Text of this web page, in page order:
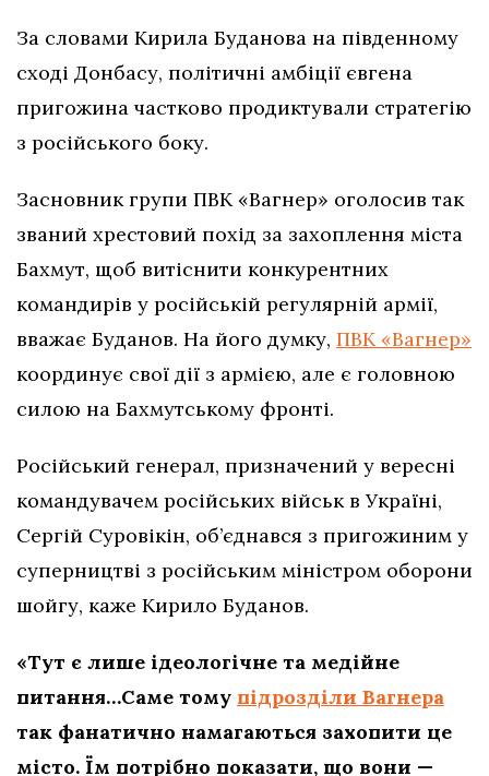
За словами Кирила Буданова на південному
сході Донбасу, політичні амбіції євгена
пригожина частково продиктували стратегію
з російського боку.
Засновник групи ПВК «Вагнер» оголосив так
званий хрестовий похід за захоплення міста
Бахмут, щоб витіснити конкурентних
командирів у російській регулярній армії,
вважає Буданов. На його думку, ПВК «Вагнер»
координує свої дії з армією, але є головною
силою на Бахмутському фронті.
Російський генерал, призначений у вересні
командувачем російських військ в Україні,
Сергій Суровікін, об’єднався з пригожиним у
суперництві з російським міністром оборони
шойгу, каже Кирило Буданов.
«Тут є лише ідеологічне та медійне
питання…Саме тому підрозділи Вагнера
так фанатично намагаються захопити це
місто. Їм потрібно показати, що вони —